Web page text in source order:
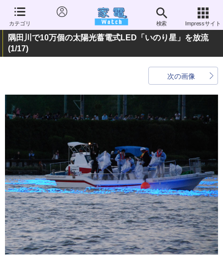
カテゴリ 検索 Impressサイト
隅田川で10万個の太陽光蓄電式LED「いのり星」を放流
(1/17)
次の画像